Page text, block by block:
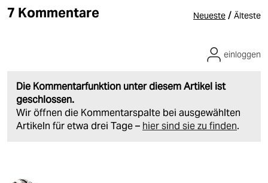
7 Kommentare Neueste / Älteste
Die Kommentarfunktion unter diesem Artikel ist
geschlossen.
Wir öffnen die Kommentarspalte bei ausgewählten
Artikeln für etwa drei Tage – hier sind sie zu finden.
einloggen